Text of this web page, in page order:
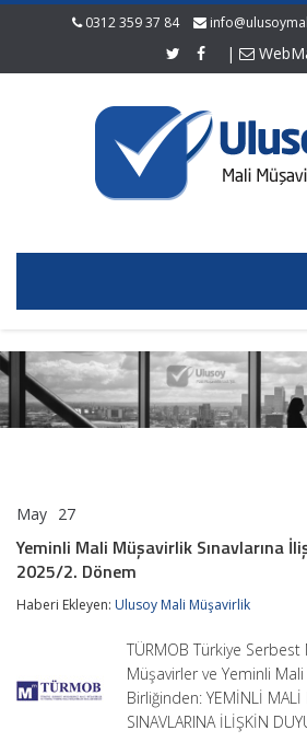
0312 359 37 84
|
May 27
Müşavirlik
Sınavlarına
Duyuru
2025/2.
için
Yeminli Mali Müşavirlik Sınavlarına
2025/2. Dönem
Haberi Ekleyen: Ulusoy Mali Müşavirlik
TÜRMOB Türkiye
Müşavirler ve Yeminli
Birliğinden: YEMİNLİ MALİ
SINAVLARINA İLİŞKİN